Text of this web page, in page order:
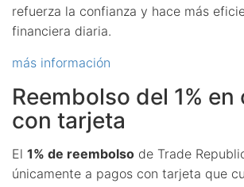
refuerza la confianza y hace más
financiera diaria.
más información
Reembolso del 1%
con tarjeta
El 1% de reembolso de Trade
únicamente a pagos con tarjeta que